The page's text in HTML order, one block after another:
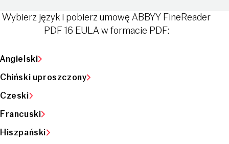
Wybierz język i pobierz umowę ABBYY FineReader
PDF 16 EULA w formacie PDF:
Angielski
Chiński uproszczony
Czeski
Francuski
Hiszpański